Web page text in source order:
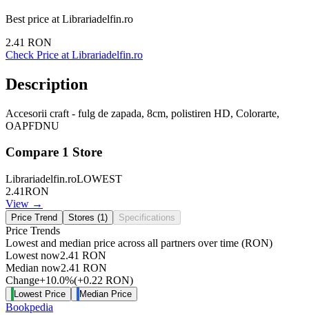
Best price at Librariadelfin.ro
2.41 RON
Check Price at Librariadelfin.ro
Description
Accesorii craft - fulg de zapada, 8cm, polistiren HD, Colorarte,
OAPFDNU
Compare 1 Store
Librariadelfin.roLOWEST
2.41RON
View →
Price Trend Stores (1) Specifications
Price Trends
Lowest and median price across all partners over time (RON)
Lowest now2.41 RON
Median now2.41 RON
Change+10.0%(+0.22 RON)
Lowest Price Median Price
Bookpedia